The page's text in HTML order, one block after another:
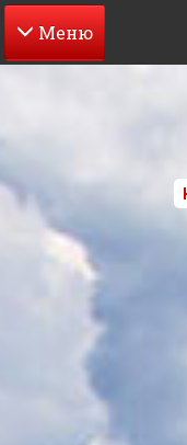
Перейти
содержанию